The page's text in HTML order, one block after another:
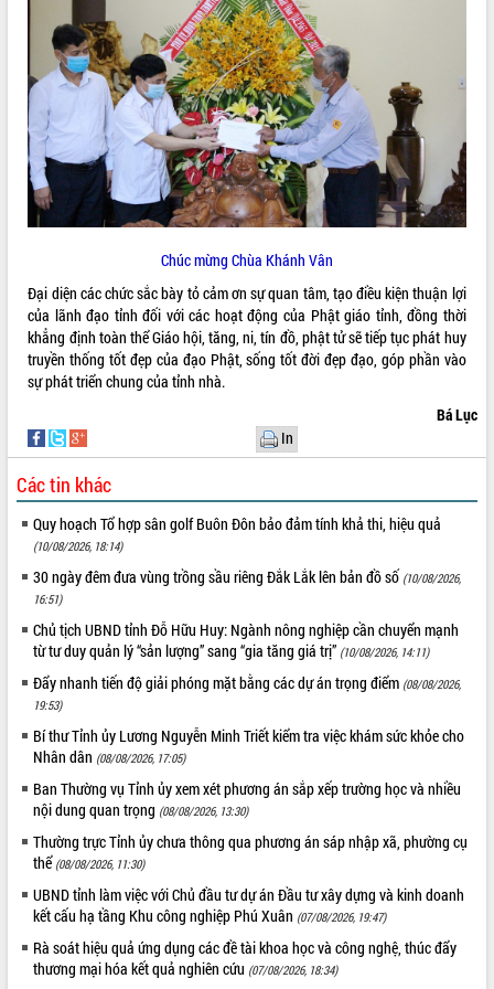
Kỳ họp thứ Hai, Hội đồng nhân dân
tỉnh khóa XI quyết nghị nhiều nội dung
quan trọng
Bí thư Tỉnh ủy Lương Nguyễn Minh
Triết thăm, tặng quà người có công với
cách mạng
Rà soát, hoàn thiện hệ thống thiết chế
văn hóa, thể thao đáp ứng yêu cầu
phát triển mới
mặt Đoàn chuyên gia y tế TP. Hồ Chí
Minh
Lễ truy điệu và an táng hài cốt liệt sĩ
tại Nghĩa trang Liệt sĩ xã Sơn Hòa
Bàn giải pháp tháo gỡ khó khăn trong
xuất khẩu sầu riêng và triển khai quy
Thứ trưởng Bộ Nông nghiệp và Môi
trường Nguyễn Hoàng Hiệp khảo sát
vùng trồng và doanh nghiệp đóng gói
sầu riêng tại Đắk Lắk
Trình diễn nghệ thuật chế biến các
món ăn từ sầu riêng
Đắk Lắk công bố Quy hoạch và xúc
tiến đầu tư tỉnh
Ngành cá ngừ Đắk Lắk chủ động thích
ứng để giữ vững thị trường xuất khẩu
Diễn đàn Kinh tế tư nhân Việt Nam đột
phá cơ chế - Hợp tác công tư
Đề án 06 tạo bước ngoặt đột phá trong
cải cách hành chính tỉnh Đắk Lắk
để phát triển du lịch Đắk Lắk
Khởi động Dự án Đầu tư xây dựng hạ
tầng kỹ thuật Cụm công nghiệp Tân
Tiến
Gặp mặt các cơ quan báo chí nhân Kỷ
niệm 101 năm Ngày Báo chí Cách
mạng Việt Nam
Đắk Lắk sơ kết 4 năm triển khai thực
LIÊN KẾT WEB
Hôm nay: 2720
Tất cả:
66149516
Chúc mừng Chùa Khánh Vân
Đại diện các chức sắc bày tỏ cảm ơn sự quan tâm, tạo điều kiện thuận lợi
của lãnh đạo tỉnh đối với các hoạt động của Phật giáo tỉnh, đồng thời
khẳng định toàn thể Giáo hội, tăng, ni, tín đồ, phật tử sẽ tiếp tục phát huy
truyền thống tốt đẹp của đạo Phật, sống tốt đời đẹp đạo, góp phần vào
sự phát triển chung của tỉnh nhà.
Bá Lục
In
Các tin khác
Quy hoạch Tổ hợp sân golf Buôn Đôn bảo đảm tính khả thi, hiệu quả
(10/08/2026, 18:14)
30 ngày đêm đưa vùng trồng sầu riêng Đắk Lắk lên bản đồ số (10/08/2026,
16:51)
Chủ tịch UBND tỉnh Đỗ Hữu Huy: Ngành nông nghiệp cần chuyển mạnh
từ tư duy quản lý “sản lượng” sang “gia tăng giá trị” (10/08/2026, 14:11)
Đẩy nhanh tiến độ giải phóng mặt bằng các dự án trọng điểm (08/08/2026,
19:53)
Bí thư Tỉnh ủy Lương Nguyễn Minh Triết kiểm tra việc khám sức khỏe cho
Nhân dân (08/08/2026, 17:05)
Ban Thường vụ Tỉnh ủy xem xét phương án sắp xếp trường học và nhiều
nội dung quan trọng (08/08/2026, 13:30)
Thường trực Tỉnh ủy chưa thông qua phương án sáp nhập xã, phường cụ
thể (08/08/2026, 11:30)
UBND tỉnh làm việc với Chủ đầu tư dự án Đầu tư xây dựng và kinh doanh
kết cấu hạ tầng Khu công nghiệp Phú Xuân (07/08/2026, 19:47)
Rà soát hiệu quả ứng dụng các đề tài khoa học và công nghệ, thúc đẩy
thương mại hóa kết quả nghiên cứu (07/08/2026, 18:34)